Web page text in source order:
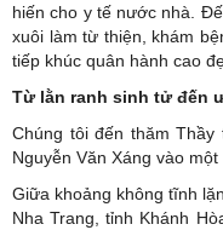
hiến cho y tế nước nhà.
xuôi làm từ thiện, khám
tiếp khúc quân hành cao
Từ lằn ranh sinh tử đến
Chúng tôi đến thămThầy
Nguyễn Văn Xáng vào một
Giữa khoảng không tĩnh
Nha Trang, tỉnh Khánh